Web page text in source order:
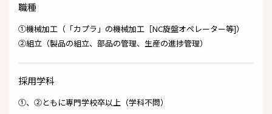
職種
①機械加工（「カプラ」の機械加工［NC旋盤オペレーター等]）
②組立（製品の組立、部品の管理、生産の進捗管理）
採用学科
①、②ともに専門学校卒以上（学科不問）